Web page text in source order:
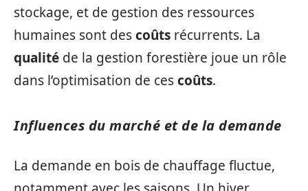
stockage, et de gestion des ressources
humaines sont descoûts récurrents. La
qualité de la gestion forestière joue un rôle
dans l’optimisation de cescoûts.
Influences du marché et de la demande
La demande en bois de chauffage fluctue,